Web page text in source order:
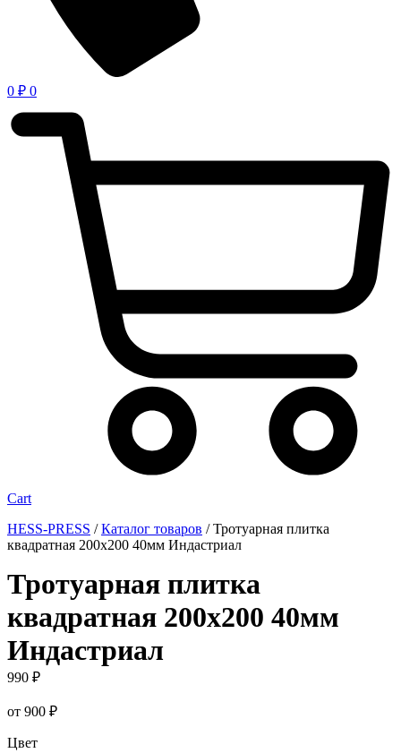
0 ₽ 0
Cart
HESS-PRESS /Каталог товаров /Тротуарная плитка
квадратная 200х200 40мм Индастриал
Тротуарная плитка
квадратная 200х200 40мм
Индастриал
990 ₽
от 900 ₽
Цвет